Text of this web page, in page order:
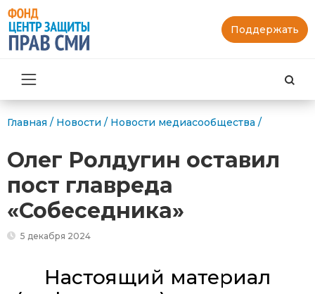
Поддержать
Главная / Новости / Новости медиасообщества /
Олег Ролдугин оставил
пост главреда
«Собеседника»
5 декабря 2024
Настоящий материал